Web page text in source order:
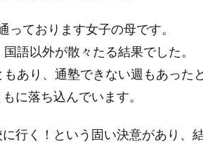
ております女子の母です。
語以外が散々たる結果でした。
あり、通塾できない週もあった
に落ち込んでいます。
行く！という固い決意があり、